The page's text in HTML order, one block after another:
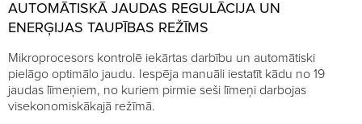
AUTOMĀTISKĀ JAUDAS REGULĀCIJA UN
ENERĢIJAS TAUPĪBAS REŽĪMS
Mikroprocesors kontrolē iekārtas darbību un automātiski
pielāgo optimālo jaudu. Iespēja manuāli iestatīt kādu no 19
jaudas līmeņiem, no kuriem pirmie seši līmeņi darbojas
visekonomiskākajā režīmā.